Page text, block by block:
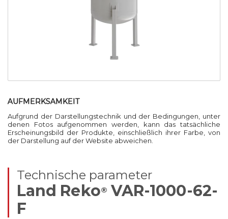
AUFMERKSAMKEIT
Aufgrund der Darstellungstechnik und der Bedingungen, unter
denen Fotos aufgenommen werden, kann das tatsächliche
Erscheinungsbild der Produkte, einschließlich ihrer Farbe, von
der Darstellung auf der Website abweichen.
Technische parameter
Land Reko® VAR-1000-62-
F